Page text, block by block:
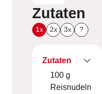
Zutaten
1x 2x 3x ?
Zutaten
100 g
Reisnudeln